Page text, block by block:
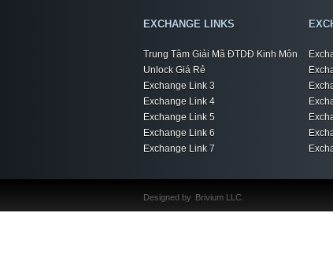
EXCHANGE LINKS
Trung Tâm Giải Mã ĐTDĐ Kinh Môn
Unlock Giá Rẻ
Exchange Link 3
Exchange Link 4
Exchange Link 5
Exchange Link 6
Exchange Link 7
Designed by Brivium LLC.